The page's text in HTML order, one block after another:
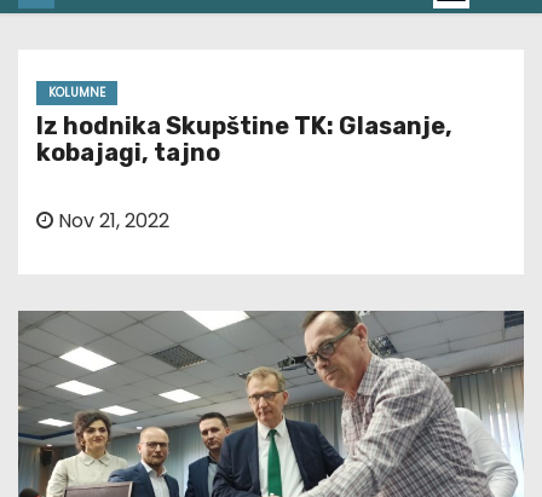
KOLUMNE
Iz hodnika Skupštine TK: Glasanje,
kobajagi, tajno
Nov 21, 2022